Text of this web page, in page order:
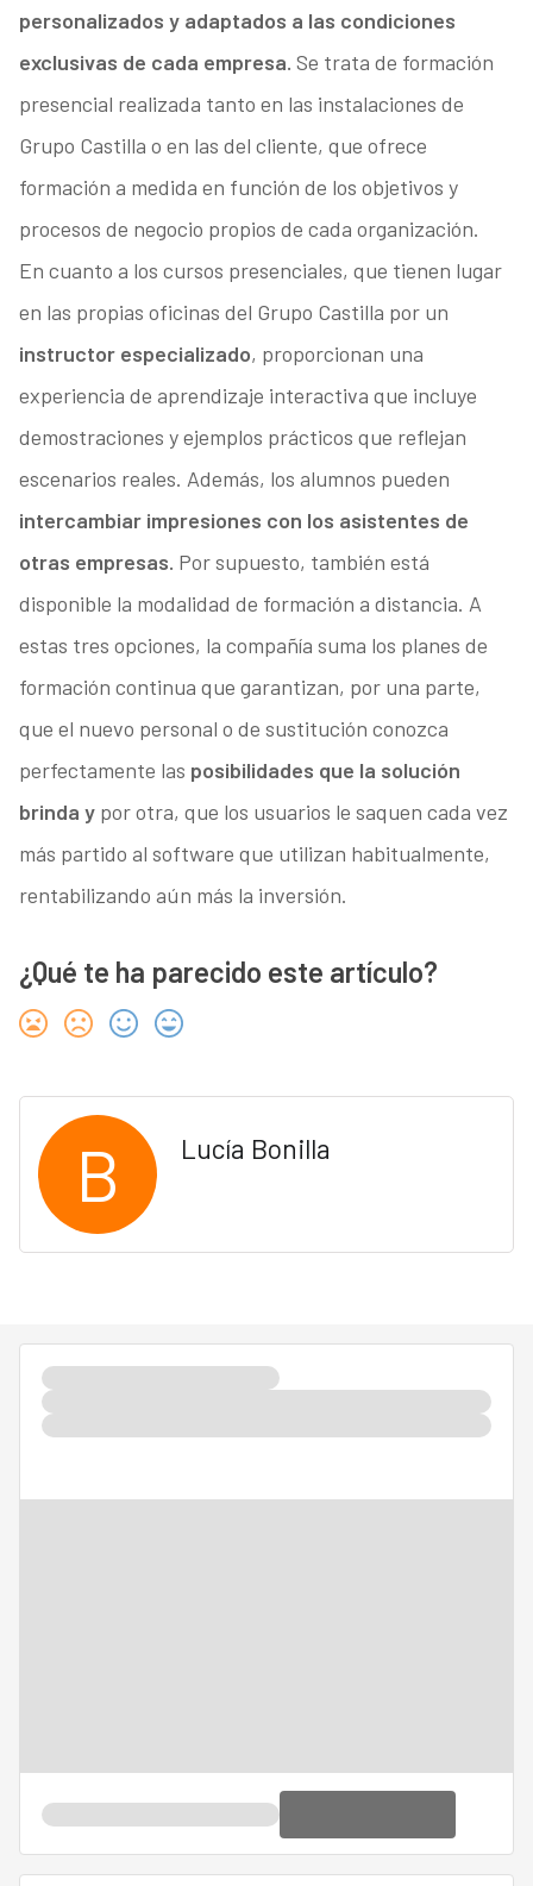
personalizados y adaptados a las condiciones
exclusivas de cada empresa. Se trata de formación
presencial realizada tanto en las instalaciones de
Grupo Castilla o en las del cliente, que ofrece
formación a medida en función de los objetivos y
procesos de negocio propios de cada organización.
En cuanto a los cursos presenciales, que tienen lugar
en las propias oficinas del Grupo Castilla por un
instructor especializado, proporcionan una
experiencia de aprendizaje interactiva que incluye
demostraciones y ejemplos prácticos que reflejan
escenarios reales. Además, los alumnos pueden
intercambiar impresiones con los asistentes de
otras empresas. Por supuesto, también está
disponible la modalidad de formación a distancia. A
estas tres opciones, la compañía suma los planes de
formación continua que garantizan, por una parte,
que el nuevo personal o de sustitución conozca
perfectamente las posibilidades que la solución
brinda ypor otra, que los usuarios le saquen cada vez
más partido al software que utilizan habitualmente,
rentabilizando aún más la inversión.
¿Qué te ha parecido este artículo?
B Lucía Bonilla